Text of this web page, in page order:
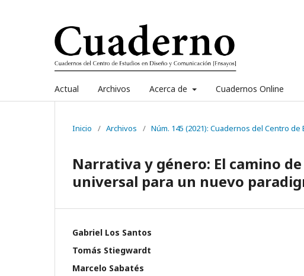
Actual Archivos Acerca de Cuadernos Online
Inicio / Archivos / Núm. 145 (2021): Cuadernos del Centro
Narrativa y género: El camino
universal para un nuevo
Gabriel Los Santos
Tomás Stiegwardt
Marcelo Sabatés